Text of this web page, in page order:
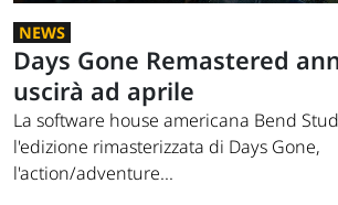
NEWS
Days Gone Remastered
uscirà ad aprile
La software house americana Bend
l'edizione rimasterizzata di Days Gone,
l'action/adventure...